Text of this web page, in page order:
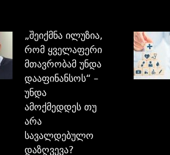
„შეიქმნა ილუზია,
რომ ყველაფერი
მთავრობამ უნდა
დააფინანსოს“ –
უნდა
ამოქმედდეს თუ
არა
სავალდებულო
დაზღვევა?